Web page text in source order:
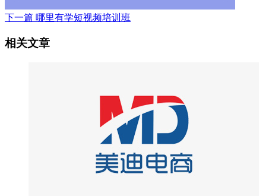
下一篇 哪里有学短视频培训班
相关文章